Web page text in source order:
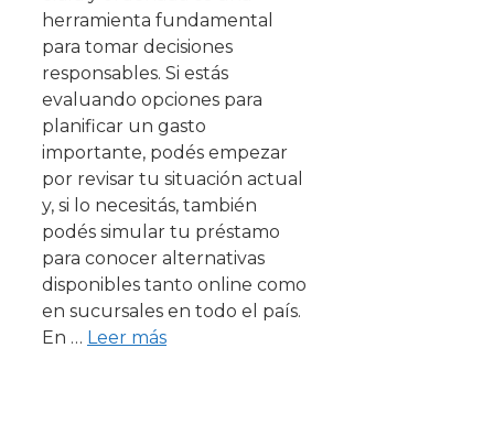
herramienta fundamental
para tomar decisiones
responsables. Si estás
evaluando opciones para
planificar un gasto
importante, podés empezar
por revisar tu situación actual
y, si lo necesitás, también
podés simular tu préstamo
para conocer alternativas
disponibles tanto online como
en sucursales en todo el país.
En … Leer más